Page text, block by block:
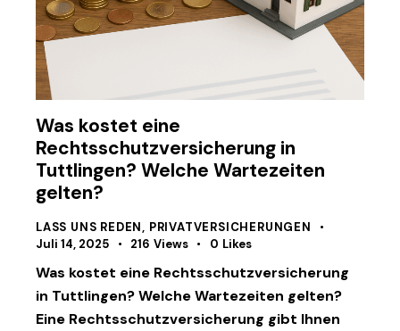
Was kostet eine
Rechtsschutzversicherung in
Tuttlingen? Welche Wartezeiten
gelten?
LASS UNS REDEN, PRIVATVERSICHERUNGEN
Juli 14, 2025
216 Views 0 Likes
Was kostet eine Rechtsschutzversicherung
in Tuttlingen? Welche Wartezeiten gelten?
Eine Rechtsschutzversicherung gibt Ihnen